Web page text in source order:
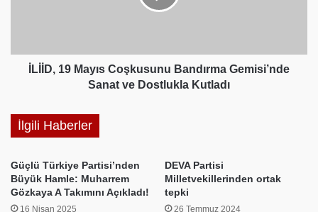
Dostlukla
KutladıİLİİD, 19 Mayıs Coşkusunu Bandırma Gemisi’nde
Sanat ve Dostlukla Kutladı
İlgili Haberler
Güçlü Türkiye Partisi’nden
Büyük Hamle: Muharrem
Gözkaya A Takımını Açıkladı!
16 Nisan 2025
DEVA Partisi
Milletvekillerinden ortak
tepki
26 Temmuz 2024